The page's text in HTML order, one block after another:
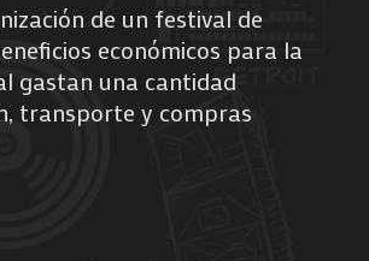
de un festival de
económicos para la
gastan una cantidad
transporte y compras